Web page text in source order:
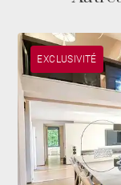
EXCLUSIVITÉ